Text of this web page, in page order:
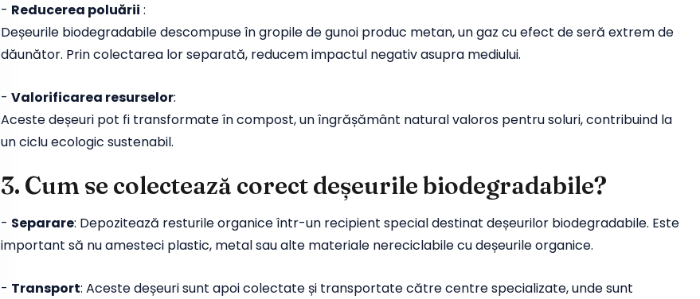
- Reducerea poluării :
Deșeurile biodegradabile descompuse în gropile de gunoi produc metan, un gaz cu efect de seră extrem de
dăunător. Prin colectarea lor separată, reducem impactul negativ asupra mediului.
-Valorificarea resurselor:
Aceste deșeuri pot fi transformate în compost, un îngrășământ natural valoros pentru soluri, contribuind la
un ciclu ecologic sustenabil.
3. Cum se colectează corect deșeurile biodegradabile?
- Separare: Depozitează resturile organice într-un recipient special destinat deșeurilor biodegradabile. Este
important să nu amesteci plastic, metal sau alte materiale nereciclabile cu deșeurile organice.
- Transport: Aceste deșeuri sunt apoi colectate și transportate către centre specializate, unde sunt